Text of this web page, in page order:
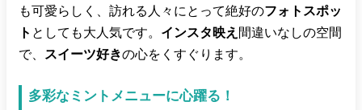
も可愛らしく、訪れる人々にとって絶好のフォトスポッ
ト としても大人気です。 インスタ映え 間違いなしの空間
で、
スイーツ好きの心をくすぐります。
多彩なミントメニューに心躍る！